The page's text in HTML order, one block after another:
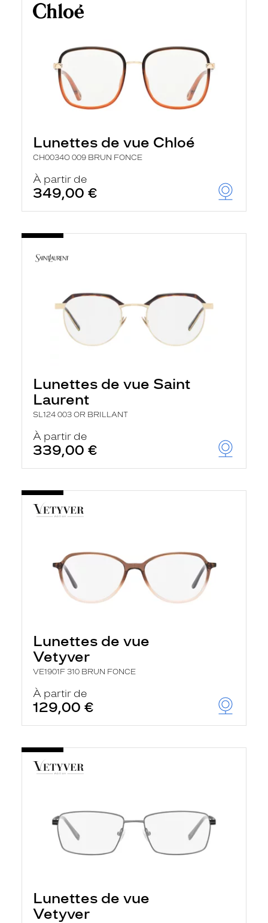
Lunettes de vue Chloé
CH0034O 009 BRUN FONCE
À partir de
349,00 €
Lunettes de vue Saint
Laurent
SL124 003 OR BRILLANT
À partir de
339,00 €
Lunettes de vue
Vetyver
VE1901F 310 BRUN FONCE
À partir de
129,00 €
Lunettes de vue
Vetyver